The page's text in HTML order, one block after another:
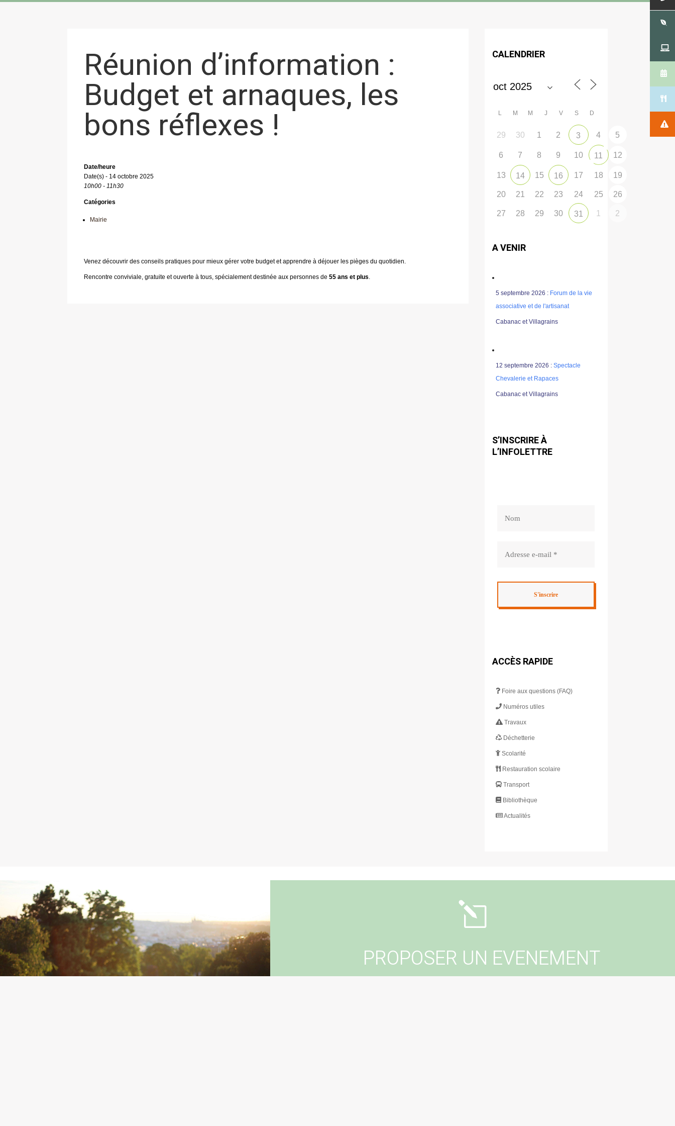
Réunion d’information :
Budget et arnaques, les
bons réflexes !
Date/heure
Date(s) - 14 octobre 2025
10h00 - 11h30
Catégories
Mairie
Venez découvrir des conseils pratiques pour mieux gérer votre budget et apprendre à déjouer les pièges du quotidien.
Rencontre conviviale, gratuite et ouverte à tous, spécialement destinée aux personnes de 55 ans et plus.
CALENDRIER
L M M J V S D
29 30 1 2 3 4 5
6 7 8 9 10 11 12
13 14 15 16 17 18 19
20 21 22 23 24 25 26
27 28 29 30 31 1 2
A VENIR
5 septembre 2026 : Forum de la vie
associative et de l'artisanat
Cabanac et Villagrains
12 septembre 2026 :Spectacle
Chevalerie et Rapaces
Cabanac et Villagrains
S’INSCRIRE À
L’INFOLETTRE
ACCÈS RAPIDE
Foire aux questions (FAQ)
Numéros utiles
Travaux
Déchetterie
Scolarité
Restauration scolaire
Transport
Bibliothèque
Actualités
l
PROPOSER UN EVENEMENT